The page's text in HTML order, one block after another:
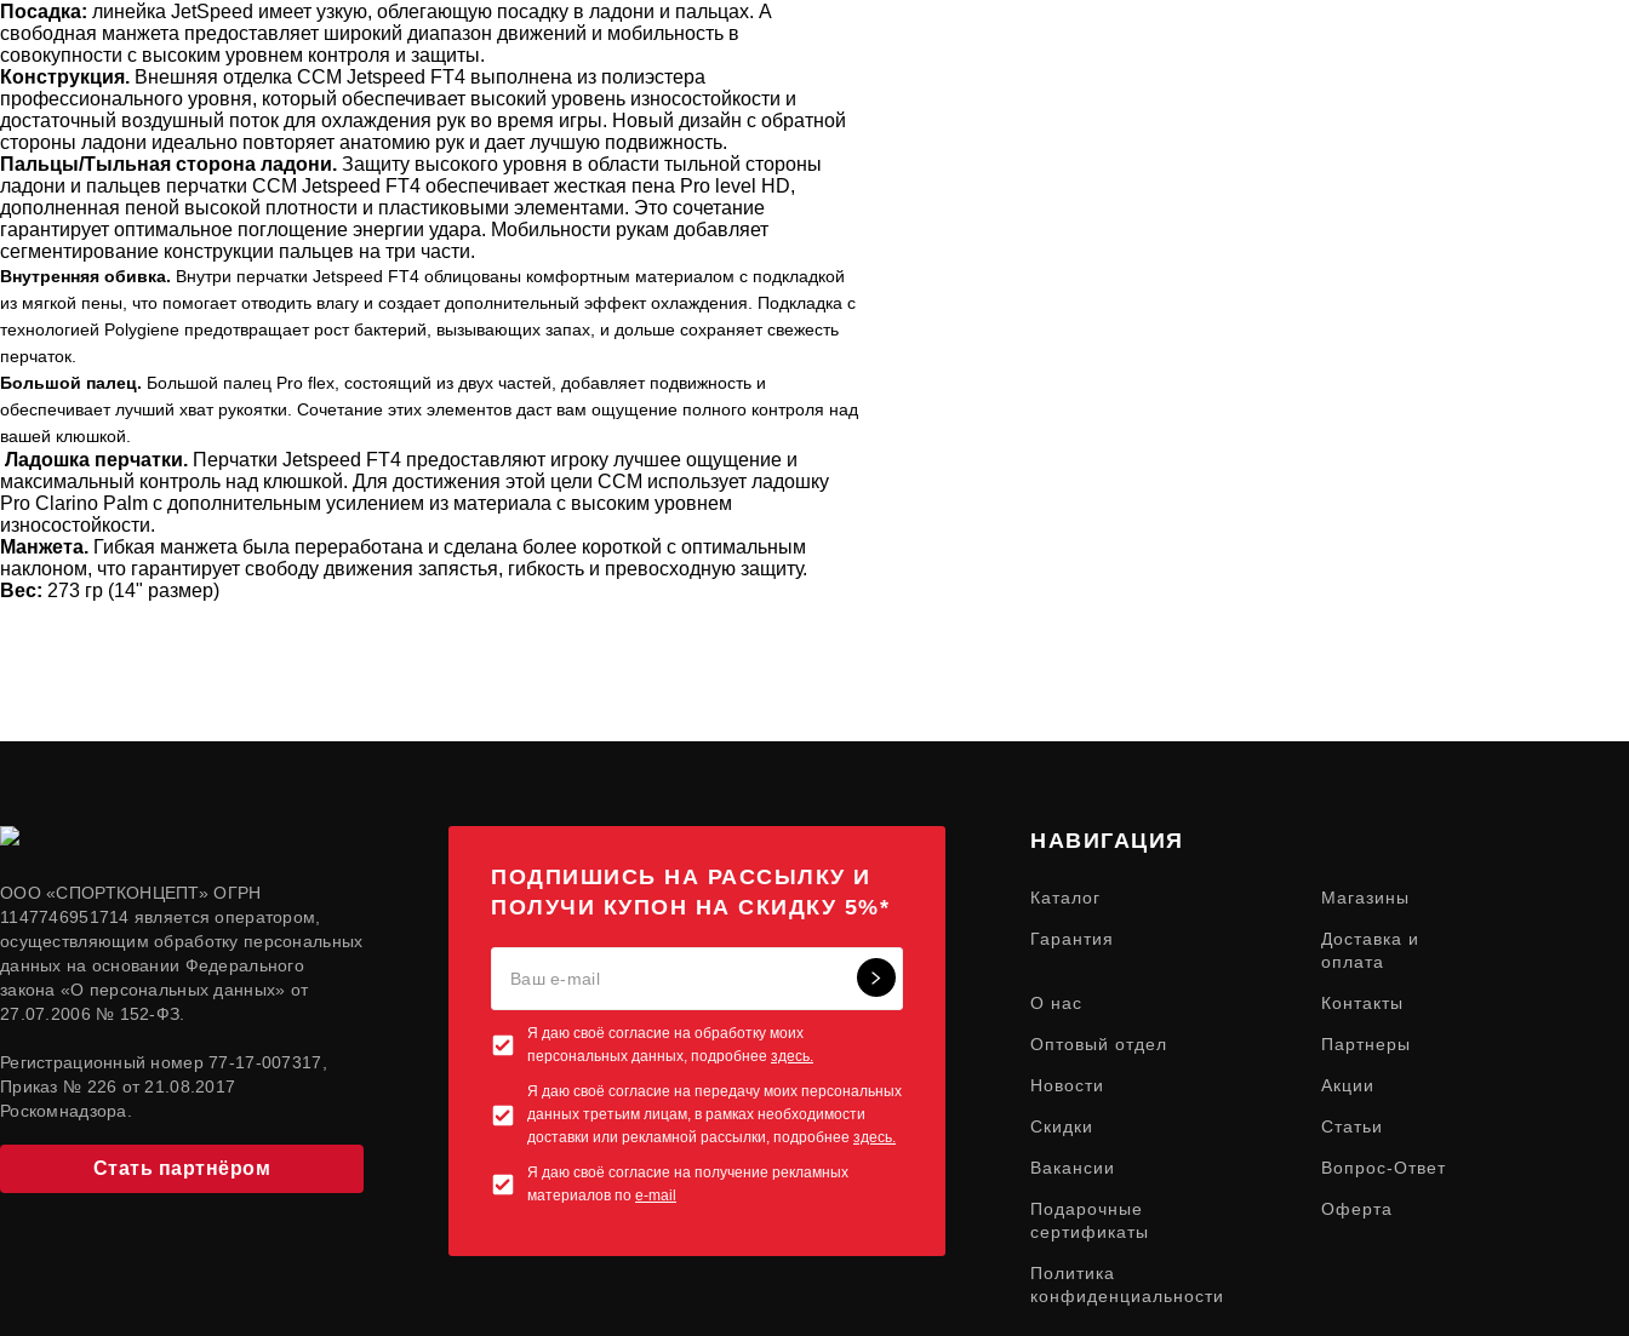
Посадка: линейка JetSpeed имеет узкую, облегающую посадку в ладони и пальцах. А
свободная манжета предоставляет широкий диапазон движений и мобильность в
совокупности с высоким уровнем контроля и защиты.
Конструкция. Внешняя отделка CCM Jetspeed FT4 выполнена из полиэстера
профессионального уровня, который обеспечивает высокий уровень износостойкости и
достаточный воздушный поток для охлаждения рук во время игры. Новый дизайн с обратной
стороны ладони идеально повторяет анатомию рук и дает лучшую подвижность.
Пальцы/Тыльная сторона ладони. Защиту высокого уровня в области тыльной стороны
ладони и пальцев перчатки CCM Jetspeed FT4 обеспечивает жесткая пена Pro level HD,
дополненная пеной высокой плотности и пластиковыми элементами. Это сочетание
гарантирует оптимальное поглощение энергии удара. Мобильности рукам добавляет
сегментирование конструкции пальцев на три части.
Внутренняя обивка. Внутри перчатки Jetspeed FT4 облицованы комфортным материалом с подкладкой
из мягкой пены, что помогает отводить влагу и создает дополнительный эффект охлаждения. Подкладка с
технологией Polygiene предотвращает рост бактерий, вызывающих запах, и дольше сохраняет свежесть
перчаток.
Большой палец. Большой палец Pro flex, состоящий из двух частей, добавляет подвижность и
обеспечивает лучший хват рукоятки. Сочетание этих элементов даст вам ощущение полного контроля над
вашей клюшкой.
Ладошка перчатки. Перчатки Jetspeed FT4 предоставляют игроку лучшее ощущение и
максимальный контроль над клюшкой. Для достижения этой цели CCM использует ладошку
Pro Clarino Palm с дополнительным усилением из материала с высоким уровнем
износостойкости.
Манжета. Гибкая манжета была переработана и сделана более короткой с оптимальным
наклоном, что гарантирует свободу движения запястья, гибкость и превосходную защиту.
Вес: 273 гр (14" размер)
ООО «СПОРТКОНЦЕПТ» ОГРН
1147746951714 является оператором,
осуществляющим обработку персональных
данных на основании Федерального
закона «О персональных данных» от
27.07.2006 № 152-ФЗ.
Регистрационный номер 77-17-007317,
Приказ № 226 от 21.08.2017
Роскомнадзора.
Стать партнёром
ПОДПИШИСЬ НА РАССЫЛКУ И
ПОЛУЧИ КУПОН НА СКИДКУ 5%*
Я даю своё согласие на обработку моих
персональных данных, подробнее здесь.
Я даю своё согласие на передачу моих персональных
данных третьим лицам, в рамках необходимости
доставки или рекламной рассылки, подробнее здесь.
Я даю своё согласие на получение рекламных
материалов по e-mail
НАВИГАЦИЯ
Каталог Магазины
Гарантия
Доставка и
оплата
О нас Контакты
Оптовый отдел Партнеры
Новости Акции
Скидки Статьи
Вакансии Вопрос-Ответ
Подарочные
сертификаты
Оферта
Политика
конфиденциальности